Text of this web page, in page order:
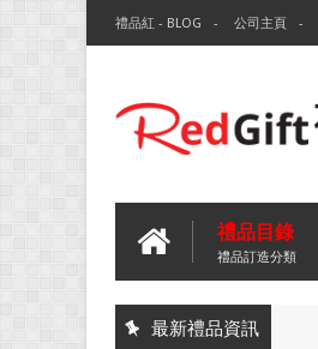
禮品紅 - BLOG 公司主頁
禮品目錄
禮品訂造分類
最新禮品資訊